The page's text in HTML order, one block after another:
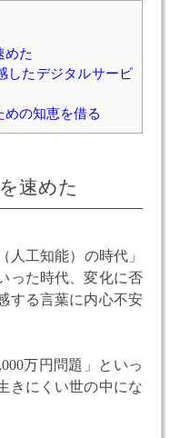
めた
したデジタルサービ
めの知恵を借る
速めた
人工知能）の時代」
った時代、変化に否
する言葉に内心不安
万円問題」といっ
きにくい世の中にな